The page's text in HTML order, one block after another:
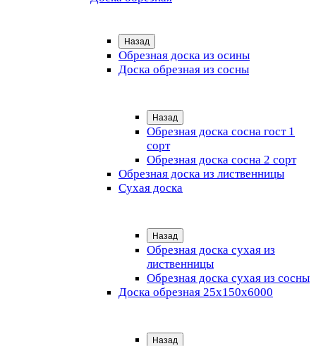
Назад
Обрезная доска из осины
Доска обрезная из сосны
Назад
Обрезная доска сосна гост 1
сорт
Обрезная доска сосна 2 сорт
Обрезная доска из лиственницы
Сухая доска
Назад
Обрезная доска сухая из
лиственницы
Обрезная доска сухая из сосны
Доска обрезная 25х150х6000
Назад